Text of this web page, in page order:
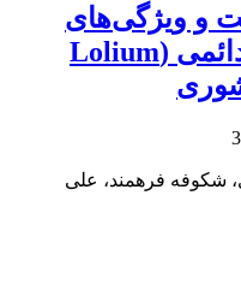
و ویژگی‌های
فیزیولوژیک چمن لولیوم دائمی (Lolium
شکوفه فرهمند، علی